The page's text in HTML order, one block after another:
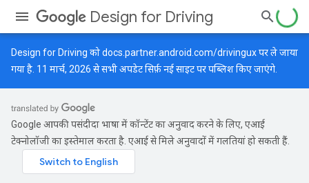
Design for Driving
Design for Driving कोdocs.partner.android.com/drivinguxपर ले जाया
गया है. 11 मार्च, 2026 से सभी अपडेट सिर्फ़ नई साइट पर पब्लिश किए जाएंगे.
Google आपकी पसंदीदा भाषा में कॉन्टेंट का अनुवाद करने के लिए, एआई
टेक्नोलॉजी का इस्तेमाल करता है. एआई से मिले अनुवादों में गलतियां हो सकती हैं.